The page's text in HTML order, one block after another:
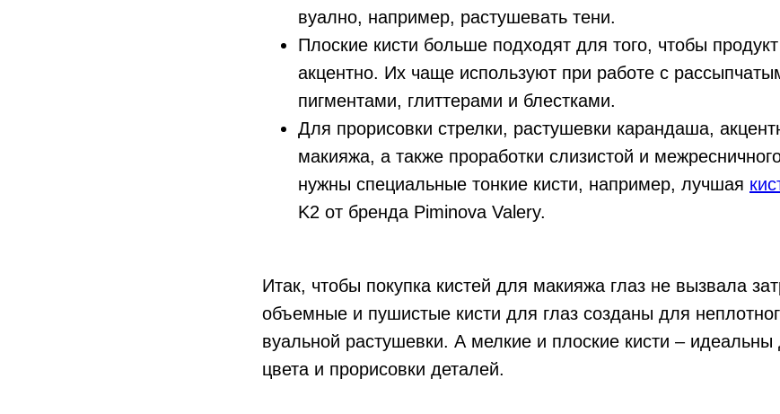
вуално, например, растушевать тени.
Плоские кисти больше подходят для того, чтобы
акцентно. Их чаще используют при работе с
пигментами, глиттерами и блестками.
Для прорисовки стрелки, растушевки карандаша,
макияжа, а также проработки слизистой и
нужны специальные тонкие кисти, например, лучшая
K2 от бренда Piminova Valery.
Итак, чтобы покупка кистей для макияжа глаз не вызвала
объемные и пушистые кисти для глаз созданы для
вуальной растушевки. А мелкие и плоские кисти –
цвета и прорисовки деталей.